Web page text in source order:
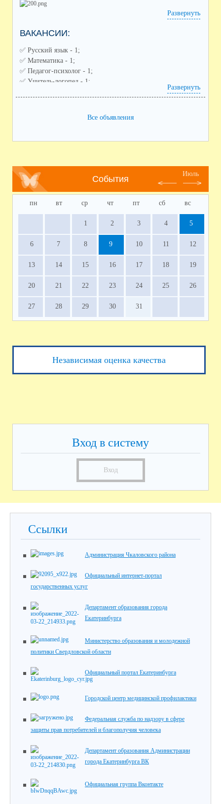
Развернуть
ВАКАНСИИ:
✅️ Русский язык - 1;
✅️ Математика - 1;
✅️ Педагог-психолог - 1;
✅️ Учитель-логопед - 1;
Развернуть
Все объявления
События
Июль
пн вт ср чт пт сб вс
1 2 3 4 5
6 7 8 9 10 11 12
13 14 15 16 17 18 19
20 21 22 23 24 25 26
27 28 29 30 31
Независимая оценка качества
Вход в систему
Вход
Ссылки
Администрация Чкаловского района
Официальный интернет-портал
государственных услуг
Департамент образования города
Екатеринбурга
Министерство образования и молодежной
политики Свердловской области
Официальный портал Екатеринбурга
Городской центр медицинской профилактики
Федеральная служба по надзору в сфере
защиты прав потребителей и благополучия человека
Департамент образования Администрации
города Екатеринбурга ВК
Официальная группа Вконтакте